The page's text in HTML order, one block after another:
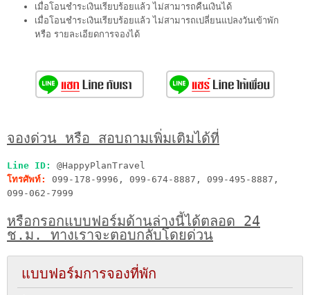
เมื่อโอนชำระเงินเรียบร้อยแล้ว ไม่สามารถคืนเงินได้
เมื่อโอนชำระเงินเรียบร้อยแล้ว ไม่สามารถเปลี่ยนแปลงวันเข้าพัก
หรือ รายละเอียดการจองได้
จองด่วน หรือ สอบถามเพิ่มเติมได้ที่
Line ID:
@HappyPlanTravel
โทรศัพท์:
099-178-9996, 099-674-8887, 099-495-8887,
099-062-7999
หรือกรอกแบบฟอร์มด้านล่างนี้ได้ตลอด 24
ช.ม. ทางเราจะตอบกลับโดยด่วน
แบบฟอร์มการจองที่พัก